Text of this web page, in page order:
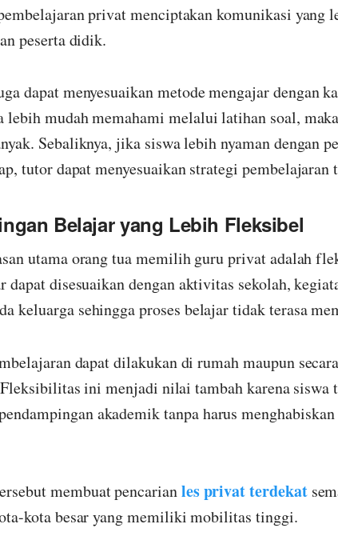
privat menciptakan komunikasi yang
peserta didik.
dapat menyesuaikan metode mengajar dengan
lebih mudah memahami melalui latihan soal,
Sebaliknya, jika siswa lebih nyaman dengan
tutor dapat menyesuaikan strategi pembelajaran
Belajar yang Lebih Fleksibel
utama orang tua memilih guru privat adalah
dapat disesuaikan dengan aktivitas sekolah,
keluarga sehingga proses belajar tidak terasa
dapat dilakukan di rumah maupun
ini menjadi nilai tambah karena siswa
akademik tanpa harus
membuat pencarianles privat terdekat
kota besar yang memiliki mobilitas tinggi.